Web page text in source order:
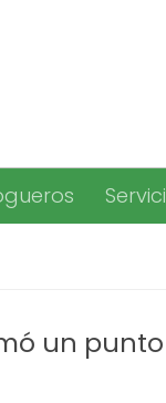
un punto